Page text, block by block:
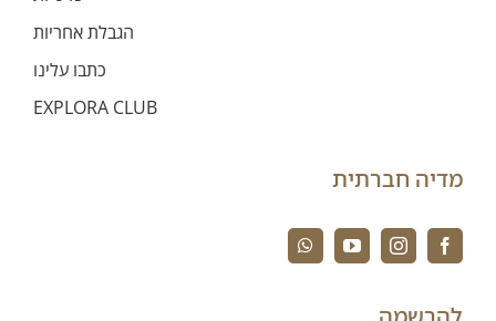
הגבלת אחריות
כתבו עלינו
EXPLORA CLUB
מדיה חברתית